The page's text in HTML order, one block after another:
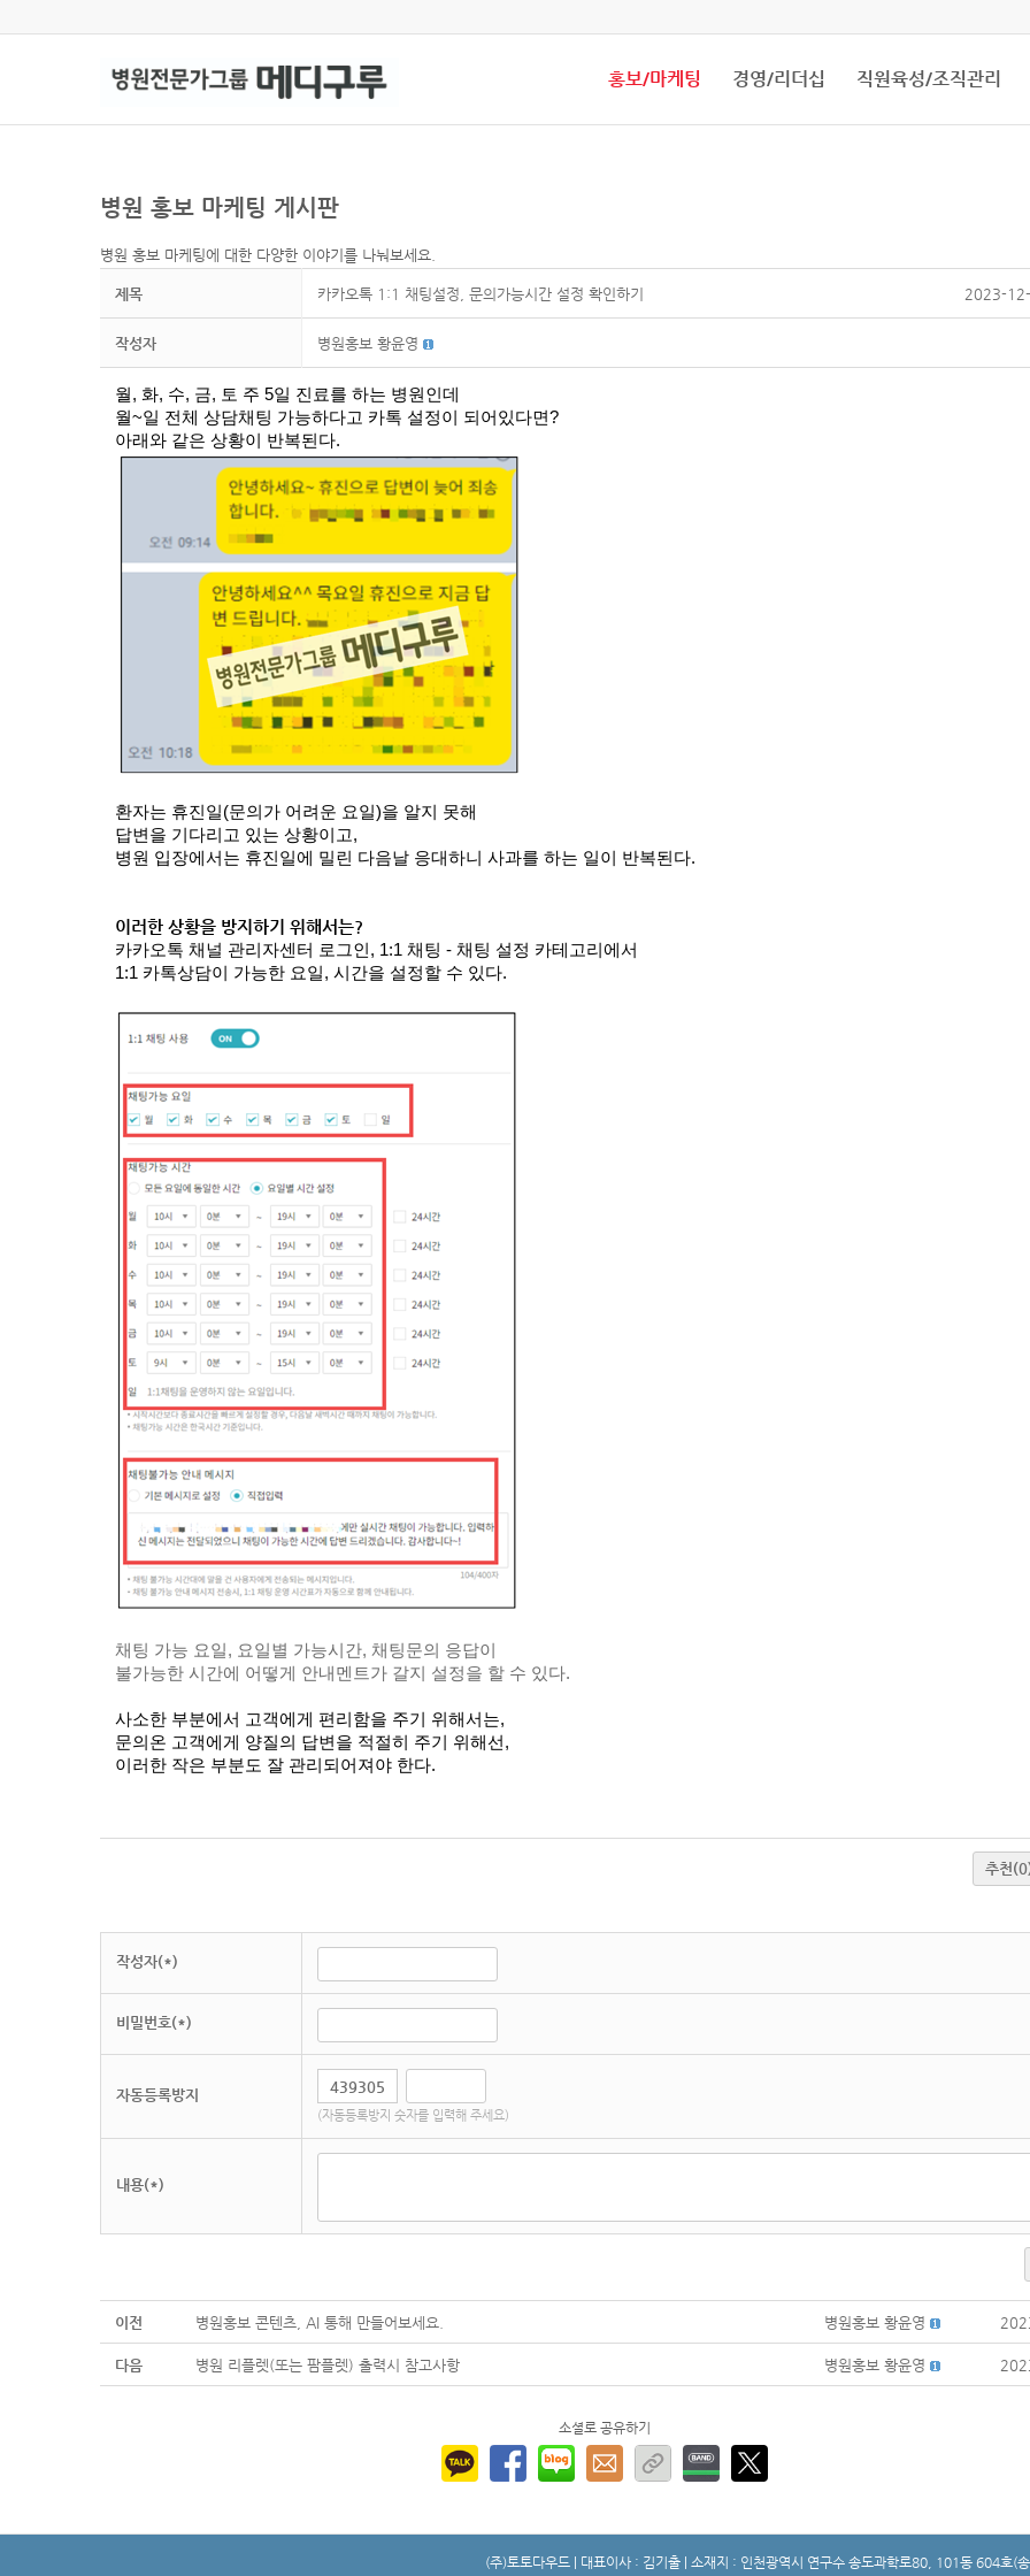
홍보/마케팅 경영/리더십 직원육성/조직관리
병원 홍보 마케팅 게시판
병원 홍보 마케팅에 대한 다양한 이야기를 나눠보세요.
제목 카카오톡 1:1 채팅설정, 문의가능시간 설정 확인하기 2023-
작성자 병원홍보 황윤영
월, 화, 수, 금, 토 주 5일 진료를 하는 병원인데
월~일 전체 상담채팅 가능하다고 카톡 설정이 되어있다면?
아래와 같은 상황이 반복된다.
환자는 휴진일(문의가 어려운 요일)을 알지 못해
답변을 기다리고 있는 상황이고,
병원 입장에서는 휴진일에 밀린 다음날 응대하니 사과를 하는 일이 반복된다.
이러한 상황을 방지하기 위해서는?
카카오톡 채널 관리자센터 로그인, 1:1 채팅 - 채팅 설정 카테고리에서
1:1 카톡상담이 가능한 요일, 시간을 설정할 수 있다.
채팅 가능 요일, 요일별 가능시간, 채팅문의 응답이
불가능한 시간에 어떻게 안내멘트가 갈지 설정을 할 수 있다.
사소한 부분에서 고객에게 편리함을 주기 위해서는,
문의온 고객에게 양질의 답변을 적절히 주기 위해선,
이러한 작은 부분도 잘 관리되어져야 한다.
추천
작성자(*)
비밀번호(*)
자동등록방지
(자동등록방지 숫자를 입력해 주세요)
내용(*)
이전 병원홍보 콘텐츠, AI 통해 만들어보세요. 병원홍보 황윤영
다음 병원 리플렛(또는 팜플렛) 출력시 참고사항 병원홍보 황윤영
소셜로 공유하기
(주)토토다우드 | 대표이사 : 김기출 | 소재지 : 인천광역시 연구수 송도과학로80, 101동 604호(